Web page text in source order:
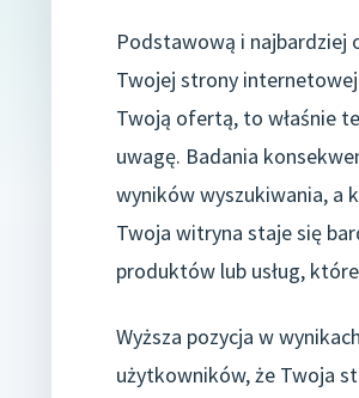
Podstawową i najbardziej
Twojej strony
Twoją ofertą, to właśnie
uwagę. Badania
wyników wyszukiwania, a
Twoja witryna staje się
produktów lub usług,
Wyższa pozycja w
użytkowników, że Twoja